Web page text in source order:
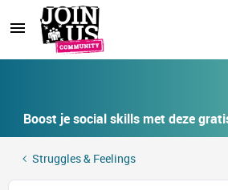
Boost je social skills met deze
Struggles & Feelings